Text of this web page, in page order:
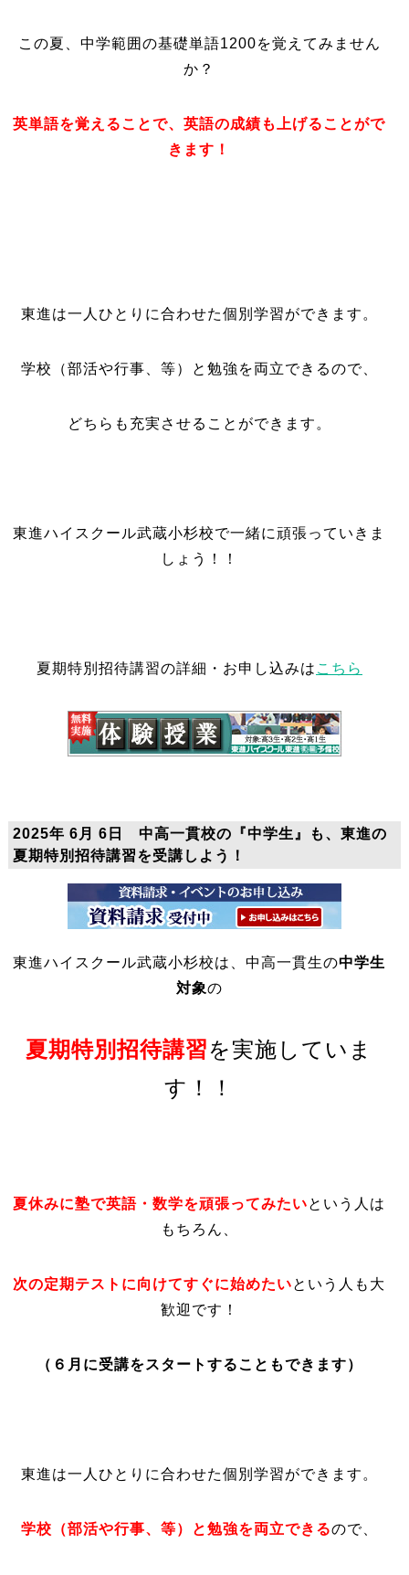
この夏、中学範囲の基礎単語1200を覚えてみません
か？
英単語を覚えることで、英語の成績も上げることがで
きます！
東進は一人ひとりに合わせた個別学習ができます。
学校（部活や行事、等）と勉強を両立できるので、
どちらも充実させることができます。
東進ハイスクール武蔵小杉校で一緒に頑張っていきま
しょう！！
夏期特別招待講習の詳細・お申し込みは こちら
2025年 6月 6日 中高一貫校の『中学生』も、東進の
夏期特別招待講習を受講しよう！
東進ハイスクール武蔵小杉校は、中高一貫生の中学生
対象の
夏期特別招待講習を実施していま
す！！
夏休みに塾で英語・数学を頑張ってみたいという人は
もちろん、
次の定期テストに向けてすぐに始めたいという人も大
歓迎です！
（６月に受講をスタートすることもできます）
東進は一人ひとりに合わせた個別学習ができます。
学校（部活や行事、等）と勉強を両立できるので、